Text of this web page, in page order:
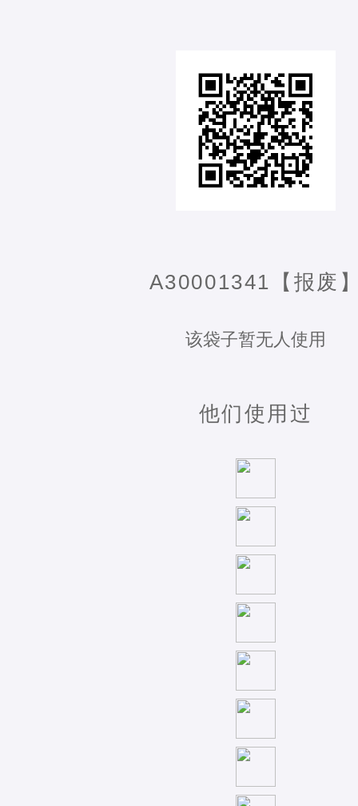
A30001341【报废
该袋子暂无人使用
他们使用过